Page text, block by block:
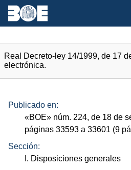
Real Decreto-ley 14/1999, de 17
electrónica.
Publicado en:
«BOE» núm. 224, de 18 de
páginas 33593 a 33601 (9
Sección:
I. Disposiciones generales